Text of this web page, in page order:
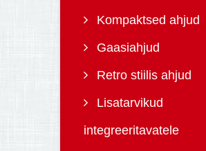
Kompaktsed ahjud
Gaasiahjud
Retro stiilis ahjud
Lisatarvikud
integreeritavatele